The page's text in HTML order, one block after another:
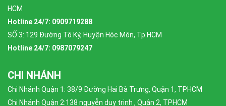
HCM
Hotline 24/7: 0909719288
SỐ 3: 129 Đường Tô Ký, Huyện Hóc Môn, Tp.HCM
Hotline 24/7: 0987079247
CHI NHÁNH
Chi Nhánh Quận 1: 38/9 Đường Hai Bà Trưng, Quận 1, TPHCM
Chi Nhánh Quận 2:138 nguyễn duy trinh , Quận 2, TPHCM